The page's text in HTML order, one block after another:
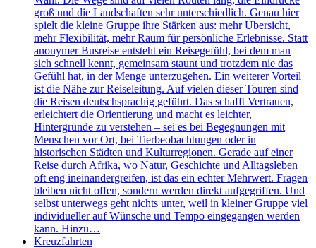
groß und die Landschaften sehr unterschiedlich. Genau hier
spielt die kleine Gruppe ihre Stärken aus: mehr Übersicht,
mehr Flexibilität, mehr Raum für persönliche Erlebnisse. Statt
anonymer Busreise entsteht ein Reisegefühl, bei dem man
sich schnell kennt, gemeinsam staunt und trotzdem nie das
Gefühl hat, in der Menge unterzugehen. Ein weiterer Vorteil
ist die Nähe zur Reiseleitung. Auf vielen dieser Touren sind
die Reisen deutschsprachig geführt. Das schafft Vertrauen,
erleichtert die Orientierung und macht es leichter,
Hintergründe zu verstehen – sei es bei Begegnungen mit
Menschen vor Ort, bei Tierbeobachtungen oder in
historischen Städten und Kulturregionen. Gerade auf einer
Reise durch Afrika, wo Natur, Geschichte und Alltagsleben
oft eng ineinandergreifen, ist das ein echter Mehrwert. Fragen
bleiben nicht offen, sondern werden direkt aufgegriffen. Und
selbst unterwegs geht nichts unter, weil in kleiner Gruppe viel
individueller auf Wünsche und Tempo eingegangen werden
kann. Hinzu…
Kreuzfahrten